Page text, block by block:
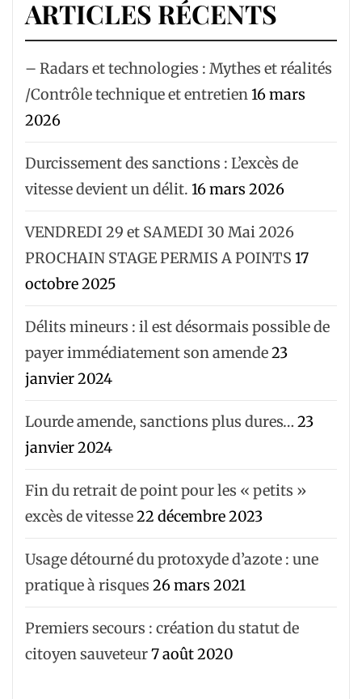
ARTICLES RÉCENTS
– Radars et technologies : Mythes et réalités
/Contrôle technique et entretien16 mars
2026
Durcissement des sanctions : L’excès de
vitesse devient un délit. 16 mars 2026
VENDREDI 29 et SAMEDI 30 Mai 2026
PROCHAIN STAGE PERMIS A POINTS 17
octobre 2025
Délits mineurs : il est désormais possible de
payer immédiatement son amende23
janvier 2024
Lourde amende, sanctions plus dures… 23
janvier 2024
Fin du retrait de point pour les « petits »
excès de vitesse22 décembre 2023
Usage détourné du protoxyde d’azote : une
pratique à risques 26 mars 2021
Premiers secours : création du statut de
citoyen sauveteur7 août 2020